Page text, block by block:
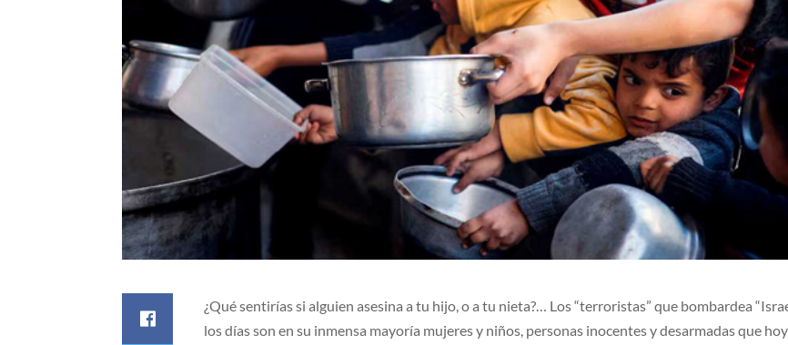
¿Qué sentirías si alguien asesina a tu hijo, o a tu nieta?… Los “terroristas” que bombardea
los días son en su inmensa mayoría mujeres y niños, personas inocentes y desarmadas que